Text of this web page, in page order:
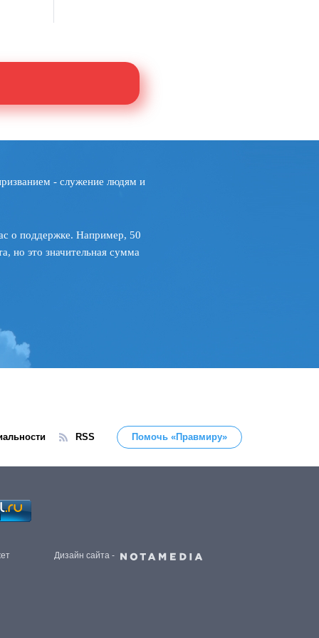
- служение людям и
о поддержке. Например, 50
но это значительная сумма
RSS Помочь «Правмиру»
Дизайн сайта -